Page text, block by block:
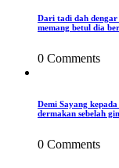
Dari tadi dah
memang betul dia
0 Comments
Demi Sayang
dermakan sebelah
0 Comments